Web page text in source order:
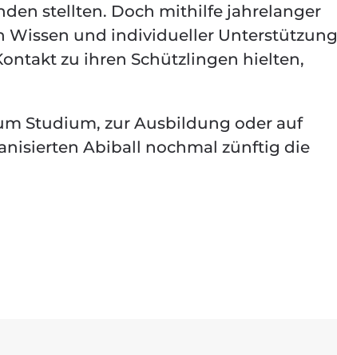
stellten. Doch mithilfe jahrelanger
Wissen und individueller Unterstützung
zu ihren Schützlingen hielten,
Studium, zur Ausbildung oder auf
Abiball nochmal zünftig die